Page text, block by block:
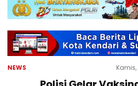
NEWS Kamis,